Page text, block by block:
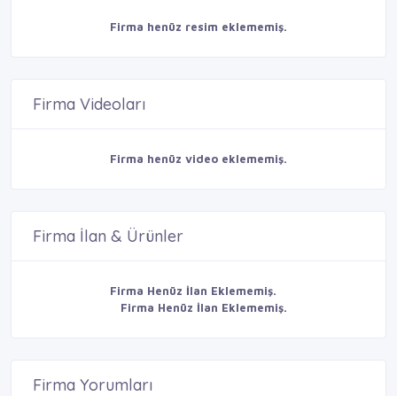
Firma henüz resim eklememiş.
Firma Videoları
Firma henüz video eklememiş.
Firma İlan & Ürünler
Firma Henüz İlan Eklememiş.
Firma Henüz İlan Eklememiş.
Firma Yorumları